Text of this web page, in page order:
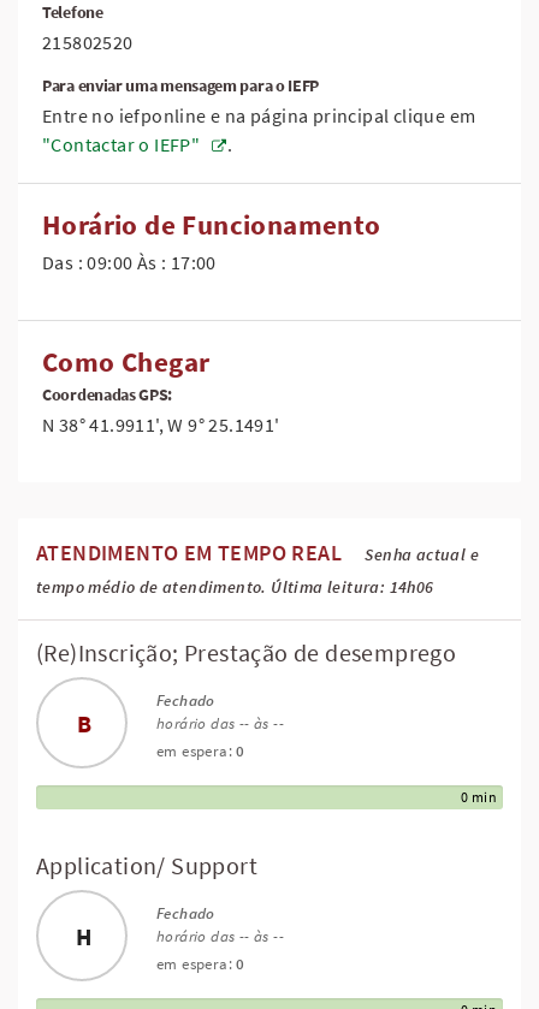
Telefone
215802520
Para enviar uma mensagem para o IEFP
Entre no iefponline e na página principal clique em
"Contactar o IEFP"
.
Horário de Funcionamento
Das : 09:00 Às : 17:00
Como Chegar
Coordenadas GPS:
N 38° 41.9911', W 9° 25.1491'
ATENDIMENTO EM TEMPO REAL
Senha actual e
tempo médio de atendimento. Última leitura: 14h06
(Re)Inscrição; Prestação de desemprego
B
Fechado
horário das -- às --
em espera:0
0 min
Application/ Support
H
Fechado
horário das -- às --
em espera:0